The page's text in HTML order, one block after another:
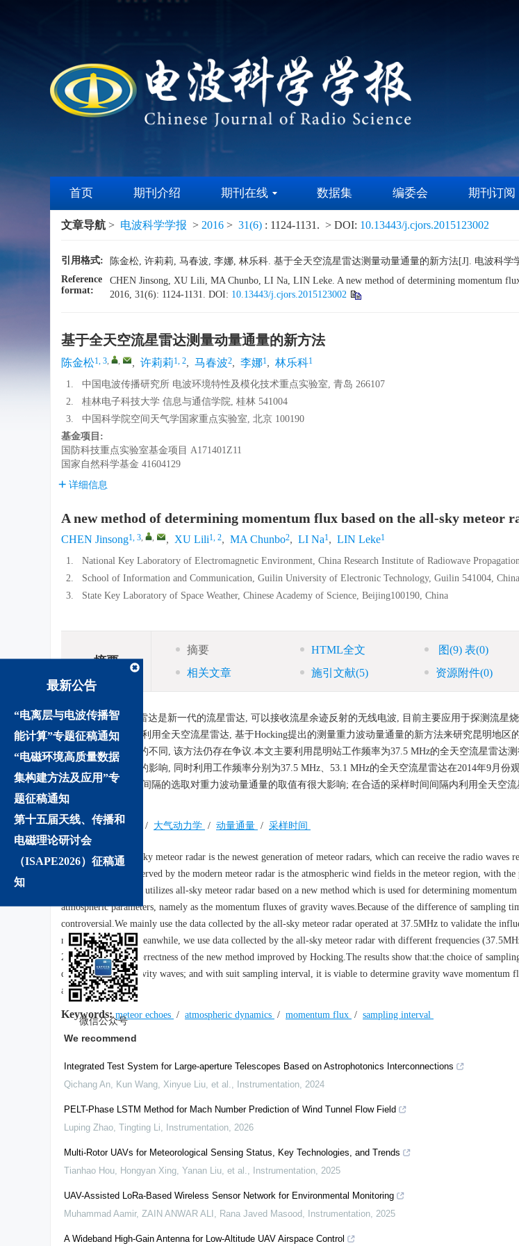
首页 期刊介绍 期刊在线 数据集 编委会 期刊订阅
最新公告
“电离层与电波传播智
能计算”专题征稿通知
“电磁环境高质量数据
集构建方法及应用”专
题征稿通知
第十五届天线、传播和
电磁理论研讨会
（ISAPE2026）征稿通
知
微信公众号
文章导航 > 电波科学学报 > 2016 > 31(6) : 1124-1131. > DOI: 10.13443/j.cjors.2015123002
引用格式: 陈金松, 许莉莉, 马春波, 李娜, 林乐科. 基于全天空流星雷达测量动量通量的新方法[J]. 电波科学
Reference
format:
CHEN Jinsong, XU Lili, MA Chunbo, LI Na, LIN Leke. A new method of determining momentum
2016, 31(6): 1124-1131. DOI: 10.13443/j.cjors.2015123002
基于全天空流星雷达测量动量通量的新方法
陈金松1, 3, , , 许莉莉1, 2, 马春波2, 李娜1, 林乐科1
1.
中国电波传播研究所 电波环境特性及模化技术重点实验室, 青岛 266107
2.
桂林电子科技大学 信息与通信学院, 桂林 541004
3.
中国科学院空间天气学国家重点实验室, 北京 100190
基金项目:
国防科技重点实验室基金项目 A171401Z11
国家自然科学基金 41604129
详细信息
A new method of determining momentum flux based on the all-sky meteor
CHEN Jinsong1, 3, , , XU Lili1, 2, MA Chunbo2, LI Na1, LIN Leke1
1.
National Key Laboratory of Electromagnetic Environment, China Research Institute of Radiowave
2.
School of Information and Communication, Guilin University of Electronic Technology, Guilin 541004, China
3.
State Key Laboratory of Space Weather, Chinese Academy of Science, Beijing100190, China
摘要
摘要 HTML全文 图(9) 表(0)
相关文章
施引文献(5) 资源附件(0)
摘要:全天空流星雷达是新一代的流星雷达, 可以接收流星余迹反射的无线电波, 目前主要应用于探测流星
的大气动力学.文中利用全天空流星雷达, 基于Hocking提出的测量重力波动量通量的新方法来研究昆明地
由于采样时间间隔的不同, 该方法仍存在争议.本文主要利用昆明站工作频率为37.5 MHz的全天空流星雷达
力波动量通量取值的影响, 同时利用工作频率分别为37.5 MHz、53.1 MHz的全天空流星雷达在2014年9月份
结果表明:采样时间间隔的选取对重力波动量通量的取值有很大影响; 在合适的采样时间间隔内利用全天空
方法是可行的.
关键词: 流星余迹 / 大气动力学 / 动量通量 / 采样时间
Abstract:The all-sky meteor radar is the newest generation of meteor radars, which can receive the radio waves
the main objects observed by the modern meteor radar is the atmospheric wind fields in the meteor region, with the
dynamics.This thesis utilizes all-sky meteor radar based on a new method which is used for determining
atmospheric parameters, namely as the momentum fluxes of gravity waves.Because of the difference of sampling
controversial.We mainly use the data collected by the all-sky meteor radar operated at 37.5MHz to validate the
momentum fluxes.Meanwhile, we use data collected by the all-sky meteor radar with different frequencies
2014 to verify the correctness of the new method improved by Hocking.The results show that:the choice of
determination of gravity waves; and with suit sampling interval, it is viable to determine gravity wave momentum
all-sky meteor radar.
Keywords: meteor echoes / atmospheric dynamics / momentum flux / sampling interval
We recommend
Integrated Test System for Large-aperture Telescopes Based on Astrophotonics Interconnections
Qichang An, Kun Wang, Xinyue Liu, et al., Instrumentation, 2024
PELT-Phase LSTM Method for Mach Number Prediction of Wind Tunnel Flow Field
Luping Zhao, Tingting Li, Instrumentation, 2026
Multi-Rotor UAVs for Meteorological Sensing Status, Key Technologies, and Trends
Tianhao Hou, Hongyan Xing, Yanan Liu, et al., Instrumentation, 2025
UAV-Assisted LoRa-Based Wireless Sensor Network for Environmental Monitoring
Muhammad Aamir, ZAIN ANWAR ALI, Rana Javed Masood, Instrumentation, 2025
A Wideband High-Gain Antenna for Low-Altitude UAV Airspace Control